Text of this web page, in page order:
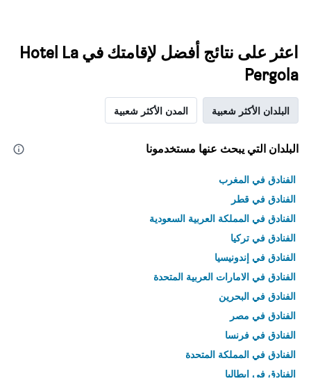
اعثر على نتائج أفضل لإقامتك في Hotel La
Pergola
البلدان الأكثر شعبية المدن الأكثر شعبية
البلدان التي يبحث عنها مستخدمونا
الفنادق في المغرب
الفنادق في قطر
الفنادق في المملكة العربية السعودية
الفنادق في تركيا
الفنادق في إندونيسيا
الفنادق في الامارات العربية المتحدة
الفنادق في البحرين
الفنادق في مصر
الفنادق في فرنسا
الفنادق في المملكة المتحدة
الفنادق في إيطاليا